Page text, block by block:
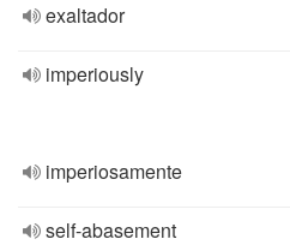
exaltador
imperiously
imperiosamente
self-abasement